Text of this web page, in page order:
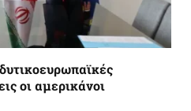
οι αμερικάνοι